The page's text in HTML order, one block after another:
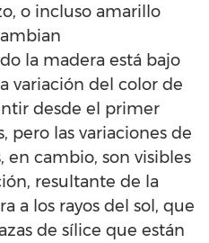
o incluso amarillo
la madera está bajo
variación del color de
desde el primer
pero las variaciones de
cambio, son visibles
resultante de la
a los rayos del sol, que
de sílice que están